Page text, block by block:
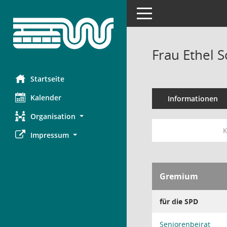
Startseite
Kalender
Organisation
Impressum
Toggle navigation
Frau Ethel
Informationen
Gremium
für die SPD
Seniorenbeirat